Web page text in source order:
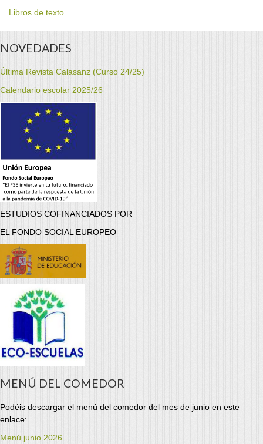
Libros de texto
NOVEDADES
Última Revista Calasanz (Curso 24/25)
Calendario escolar 2025/26
ESTUDIOS COFINANCIADOS POR
EL FONDO SOCIAL EUROPEO
MENÚ DEL COMEDOR
Podéis descargar el menú del comedor del mes de junio en este
enlace:
Menú junio 2026